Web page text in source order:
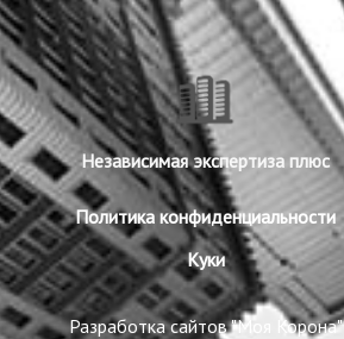
Независимая экспертиза плюс
Политика конфиденциальности
Куки
Разработка сайтов "Моя Корона"